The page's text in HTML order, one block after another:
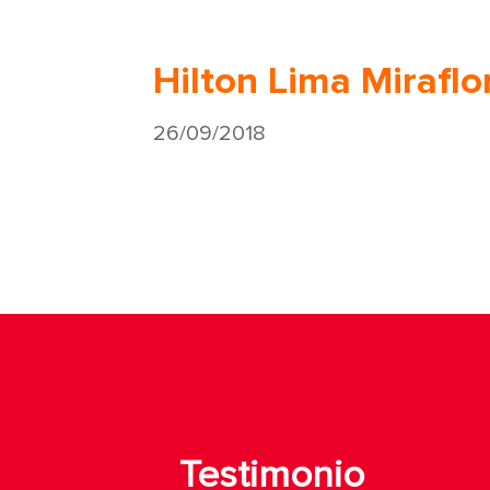
Hilton Lima
26/09/2018
Testimonio